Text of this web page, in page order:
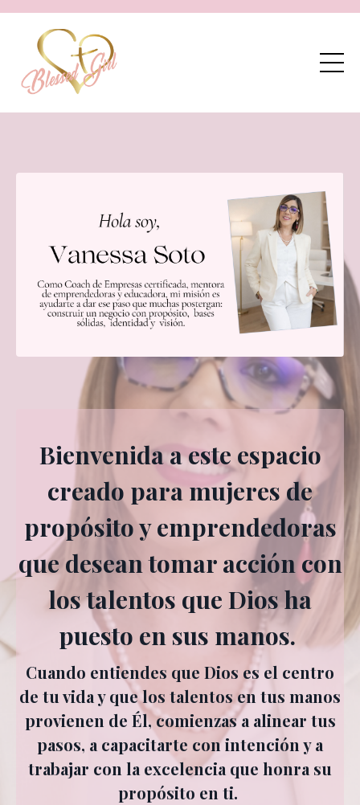
Bienvenida a este espacio
creado para mujeres de
propósito y emprendedoras
que desean tomar acción con
los talentos que Dios ha
puesto en sus manos.
Cuando entiendes que Dios es el centro
de tu vida y que los talentos en tus manos
provienen de Él, comienzas a alinear tus
pasos, a capacitarte con intención y a
trabajar con la excelencia que honra su
propósito en ti.